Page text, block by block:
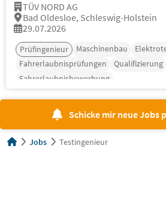
TÜV NORD AG
Bad Oldesloe, Schleswig-Holstein
29.07.2026
Prüfingenieur Maschinenbau
Fahrerlaubnisprüfungen
Qualifizierung
Fahrerlaubnisbewerbung
Schicke mir neue Jobs
Jobs Testingenieur